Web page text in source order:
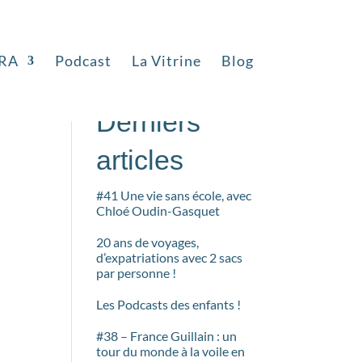
Podcast La Vitrine Blog
Rechercher
Derniers
articles
#41 Une vie sans école, avec
Chloé Oudin-Gasquet
20 ans de voyages,
d’expatriations avec 2 sacs
par personne !
Les Podcasts des enfants !
#38 – France Guillain : un
tour du monde à la voile en